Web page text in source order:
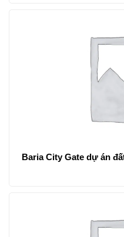
Baria City Gate dự án